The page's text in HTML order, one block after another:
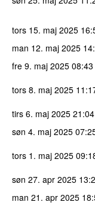
tors 15. maj 2025
man 12. maj 2025
fre 9. maj 2025 08:43
tors 8. maj 2025
tirs 6. maj 2025 21:04
søn 4. maj 2025
tors 1. maj 2025
søn 27. apr 2025
man 21. apr 2025